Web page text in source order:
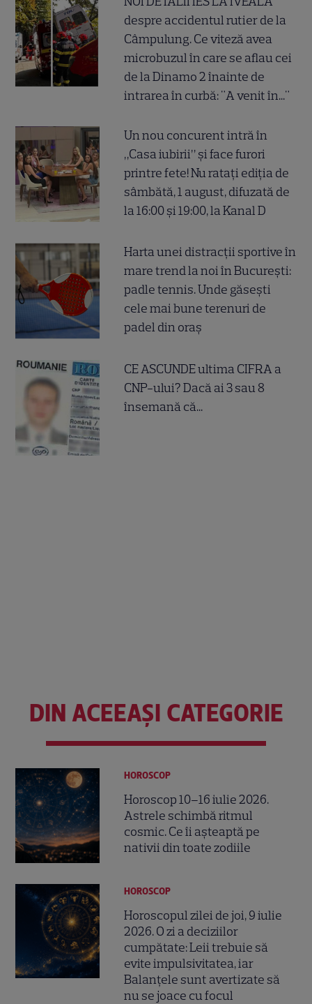
despre accidentul rutier de la
Câmpulung. Ce viteză avea
microbuzul în care se aflau cei
de la Dinamo 2 înainte de
intrarea în curbă: "A venit în..."
Un nou concurent intră în
„Casa iubirii” și face furori
printre fete! Nu ratați ediția de
sâmbătă, 1 august, difuzată de
la 16:00 și 19:00, la Kanal D
Harta unei distracții sportive în
mare trend la noi în București:
padle tennis. Unde găsești
cele mai bune terenuri de
padel din oraș
CE ASCUNDE ultima CIFRA a
CNP-ului? Dacă ai 3 sau 8
însemană că...
DIN ACEEAȘI CATEGORIE
HOROSCOP
Horoscop 10–16 iulie 2026.
Astrele schimbă ritmul
cosmic. Ce îi așteaptă pe
nativii din toate zodiile
HOROSCOP
Horoscopul zilei de joi, 9 iulie
2026. O zi a deciziilor
cumpătate: Leii trebuie să
evite impulsivitatea, iar
Balanțele sunt avertizate să
nu se joace cu focul